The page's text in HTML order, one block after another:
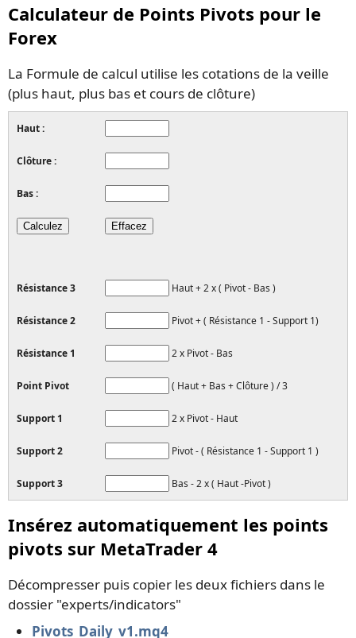
Calculateur de Points Pivots pour le
Forex
La Formule de calcul utilise les cotations de la veille
(plus haut, plus bas et cours de clôture)
Haut :
Clôture :
Bas :
Résistance 3 Haut + 2 x ( Pivot - Bas )
Résistance 2 Pivot + ( Résistance 1 - Support 1)
Résistance 1 2 x Pivot - Bas
Point Pivot ( Haut + Bas + Clôture ) / 3
Support 1 2 x Pivot - Haut
Support 2 Pivot - ( Résistance 1 - Support 1 )
Support 3 Bas - 2 x ( Haut -Pivot )
Insérez automatiquement les points
pivots sur MetaTrader 4
Décompresser puis copier les deux fichiers dans le
dossier "experts/indicators"
Pivots_Daily_v1.mq4